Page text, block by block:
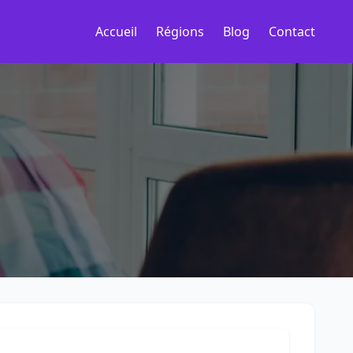
Accueil Régions Blog Contact